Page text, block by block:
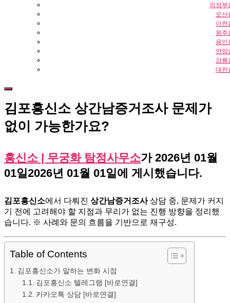
의정부
오산
이천
원주
용인
안양
강릉
대전
김포흥신소 상간남증거조사 문제가
없이 가능한가요?
흥신소 | 무궁화 탐정사무소가 2026년 01월
01일 2026년 01월 01일 에 게시했습니다.
김포흥신소에서 다뤄진 상간남증거조사상담 중, 문제가 커지
기 전에 고려해야 할 지점과 무리가 없는 진행 방향을 정리했
습니다. ※ 사례와 문의 흐름을 기반으로 재구성.
Table of Contents
김포흥신소가 말하는 변화 시점
김포흥신소 텔레그램 [바로연결]
카카오톡 상담 [바로연결]